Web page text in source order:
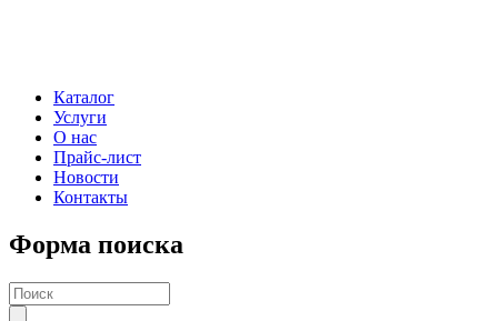
Каталог
Услуги
О нас
Прайс-лист
Новости
Контакты
Форма поиска